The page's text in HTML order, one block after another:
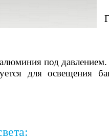
под
для освещения